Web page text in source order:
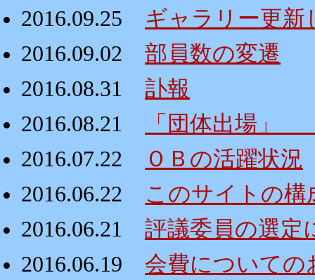
2016.09.25
ギャラリー更新
2016.09.02
部員数の変遷
2016.08.31
訃報
2016.08.21
「団体出場
2016.07.22
ＯＢの活躍状況
2016.06.22
このサイトの構
2016.06.21
評議委員の選定
2016.06.19
会費についての